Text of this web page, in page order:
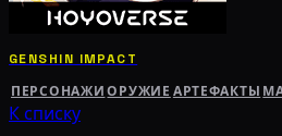
GENSHIN IMPACT
ПЕРСОНАЖИ ОРУЖИЕ АРТЕФАКТЫ
К списку